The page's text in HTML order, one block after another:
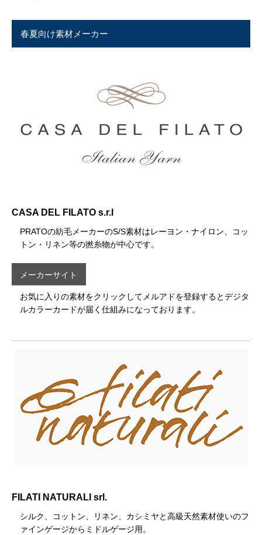
春夏向け素材メーカー
CASA DEL FILATO s.r.l
PRATOの紡毛メーカーのS/S素材はレーヨン・ナイロン、コッ
トン・リネン等の撚糸物が中心です。
メーカーサイト
お気に入りの素材をクリックしてメルアドを登録するとデジタ
ルカラーカードが届く仕組みになっております。
FILATI NATURALI srl.
シルク、コットン、リネン、カシミヤと高級天然素材使いのフ
ァインゲージからミドルゲージ用。